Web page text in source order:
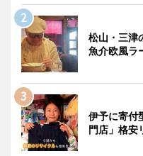
松山・三津
魚介欧風ラ
伊予に寄付
門店」格安